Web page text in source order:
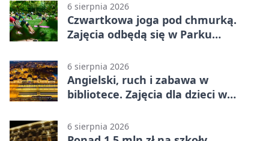
6 sierpnia 2026
Czwartkowa joga pod chmurką.
Zajęcia odbędą się w Parku
6 sierpnia 2026
Angielski, ruch i zabawa w
bibliotece. Zajęcia dla dzieci w
6 sierpnia 2026